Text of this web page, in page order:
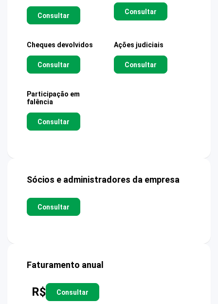
Consultar Consultar
Cheques devolvidos
Consultar
Ações judiciais
Consultar
Participação em
falência
Consultar
Sócios e administradores da empresa
Consultar
Faturamento anual
R$ Consultar